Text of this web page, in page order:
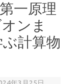
一原理
ンま
計算物